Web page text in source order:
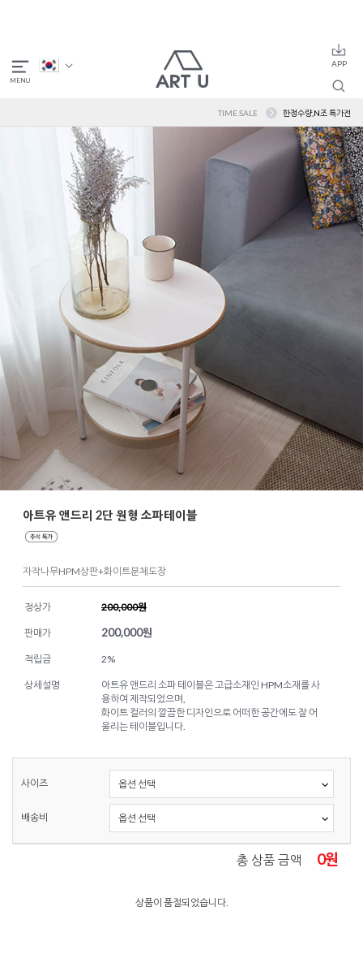
TIME SALE 한정수량,N조 특가전
아트유 앤드리 2단 원형 소파테이블
자작나무HPM상판+화이트분체도장
정상가 200,000원
판매가 200,000원
적립금 2%
상세설명
아트유 앤드리 소파 테이블은 고급소재인 HPM소재를 사
용하여 제작되었으며,
화이트 컬러의 깔끔한 디자인으로 어떠한 공간에도 잘 어
울리는 테이블입니다.
사이즈
배송비
총 상품 금액 0원
상품이 품절되었습니다.